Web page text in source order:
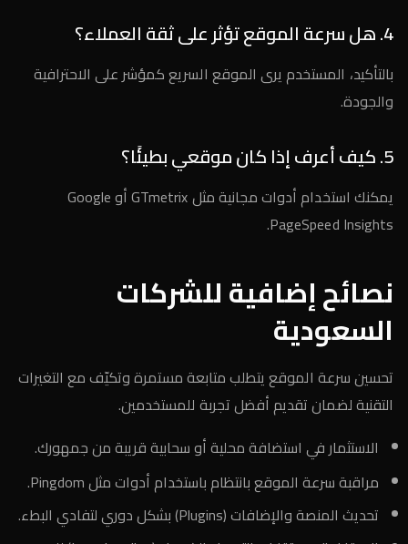
4. هل سرعة الموقع تؤثر على ثقة العملاء؟
بالتأكيد، المستخدم يرى الموقع السريع كمؤشر على الاحترافية
والجودة.
5. كيف أعرف إذا كان موقعي بطيئًا؟
يمكنك استخدام أدوات مجانية مثل GTmetrix أو Google
PageSpeed Insights.
نصائح إضافية للشركات
السعودية
تحسين سرعة الموقع يتطلب متابعة مستمرة وتكيّف مع التغيرات
التقنية لضمان تقديم أفضل تجربة للمستخدمين.
الاستثمار في استضافة محلية أو سحابية قريبة من جمهورك.
مراقبة سرعة الموقع بانتظام باستخدام أدوات مثل Pingdom.
تحديث المنصة والإضافات (Plugins) بشكل دوري لتفادي البطء.